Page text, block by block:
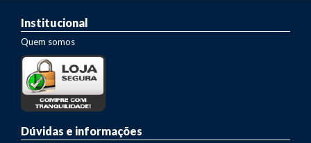
Institucional
Quem somos
Dúvidas e informações